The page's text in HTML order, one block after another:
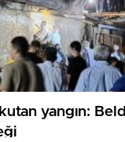
yangın: